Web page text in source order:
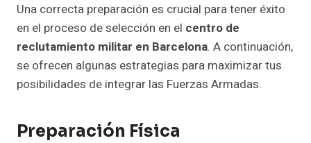
Una correcta preparación es crucial para tener éxito
en el proceso de selección en el centro de
reclutamiento militar en Barcelona. A continuación,
se ofrecen algunas estrategias para maximizar tus
posibilidades de integrar las Fuerzas Armadas.
Preparación Física